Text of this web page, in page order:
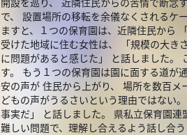
で、 設置場所の移転を余儀なくされるケ
ますと、１つの保育園は、近隣住民から
受けた地域に住む女性は、 「規模の大き
に問題があると感じた」 と話しました。
す。 もう１つの保育園は園に面する道が
安の声が 住民から上がり、 場所を数百
どもの声がうるさいという理由ではない
事実だ」 と話しました。 県私立保育園連
難しい問題で、理解し合えるよう話し合